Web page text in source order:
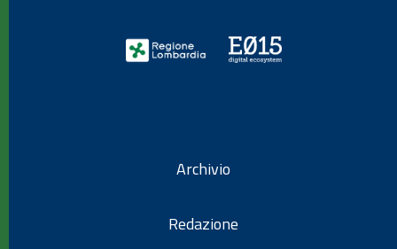
Archivio
Redazione